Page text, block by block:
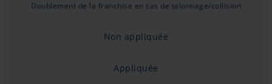
Doublement de la franchise en cas de talonnage/collision
Non appliquée
Appliquée